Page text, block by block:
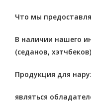
Что мы
В наличии нашего
(седанов,
Продукция для
являться